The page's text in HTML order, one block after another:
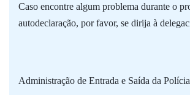
Caso encontre algum problema durante o
autodeclaração, por favor, se dirija à
Administração de Entrada e Saída da